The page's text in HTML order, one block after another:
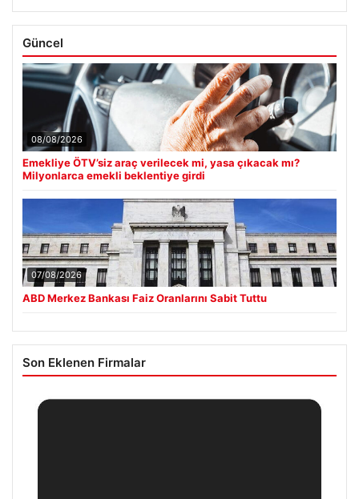
Güncel
08/08/2026
Emekliye ÖTV’siz araç verilecek mi, yasa çıkacak mı?
Milyonlarca emekli beklentiye girdi
07/08/2026
ABD Merkez Bankası Faiz Oranlarını Sabit Tuttu
Son Eklenen Firmalar